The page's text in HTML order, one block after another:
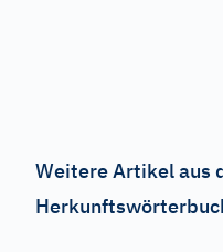
Weitere Artikel aus